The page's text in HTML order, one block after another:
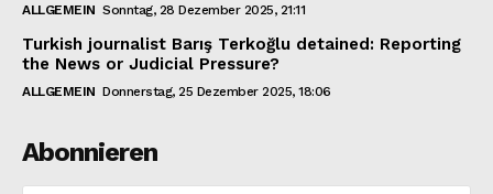
ALLGEMEIN Sonntag, 28 Dezember 2025, 21:11
Turkish journalist Barış Terkoğlu detained: Reporting
the News or Judicial Pressure?
ALLGEMEIN Donnerstag, 25 Dezember 2025, 18:06
Abonnieren